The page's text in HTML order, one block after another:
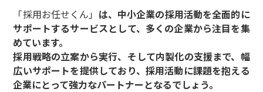
「採用お任せくん」 は、中小企業の採用活動を全面的に
サポートするサービスとして、多くの企業から注目を集
めています。
採用戦略の立案から実行、そして内製化の支援まで、幅
広いサポートを提供しており、採用活動に課題を抱える
企業にとって強力なパートナーとなるでしょう。